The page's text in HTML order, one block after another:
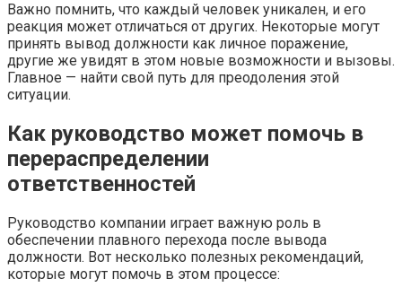
Важно помнить, что каждый человек уникален, и его
реакция может отличаться от других. Некоторые могут
принять вывод должности как личное поражение,
другие же увидят в этом новые возможности и вызовы.
Главное — найти свой путь для преодоления этой
ситуации.
Как руководство может помочь в
перераспределении
ответственностей
Руководство компании играет важную роль в
обеспечении плавного перехода после вывода
должности. Вот несколько полезных рекомендаций,
которые могут помочь в этом процессе: